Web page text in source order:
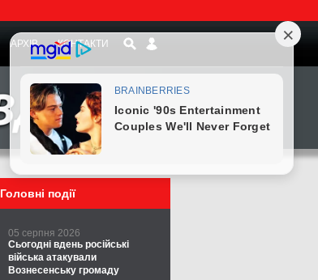
АРХІВ КОНТАКТИ
Головні події
05 серпня 2026
Сьогодні вдень російські
війська атакували
Вознесенську громаду